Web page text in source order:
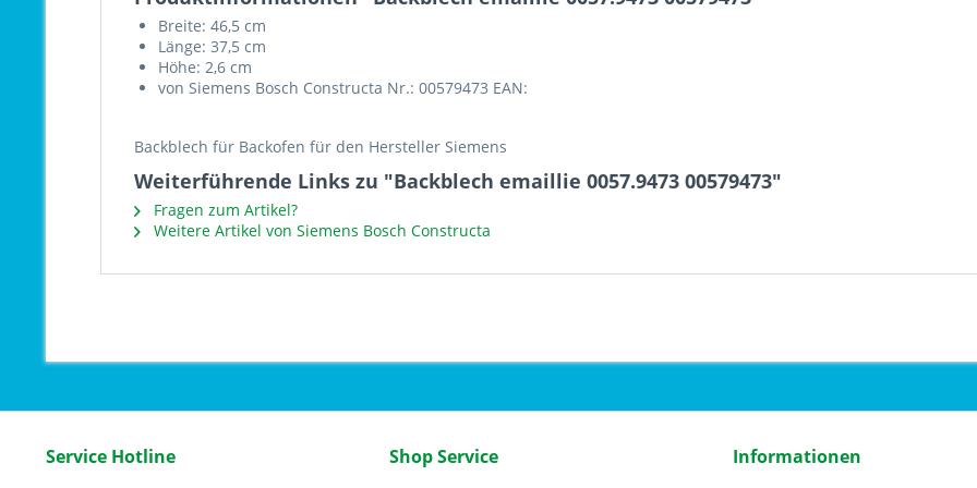
Breite: 46,5 cm
Länge: 37,5 cm
Höhe: 2,6 cm
von Siemens Bosch Constructa Nr.: 00579473 EAN:
Backblech für Backofen für den Hersteller Siemens
Weiterführende Links zu "Backblech emaillie 0057.9473 00579473"
Fragen zum Artikel?
Weitere Artikel von Siemens Bosch Constructa
Service Hotline Shop Service Informationen